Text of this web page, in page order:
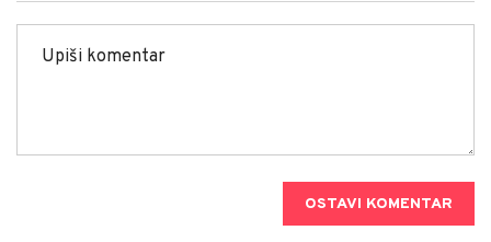
OSTAVI KOMENTAR